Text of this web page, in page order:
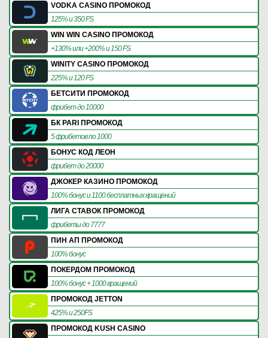
VODKA CASINO ПРОМОКОД
125% и 350 FS
WIN WIN CASINO ПРОМОКОД
+130% или +200% и 150 FS
WINITY CASINO ПРОМОКОД
225% и 120 FS
БЕТСИТИ ПРОМОКОД
фрибет до 10000
БК PARI ПРОМОКОД
5 фрибетов по 1000
БОНУС КОД ЛЕОН
фрибет до 20000
ДЖОКЕР КАЗИНО ПРОМОКОД
100% бонус и 1100 бесплатных вращений
ЛИГА СТАВОК ПРОМОКОД
фрибеты до 7777
ПИН АП ПРОМОКОД
100% бонус
ПОКЕРДОМ ПРОМОКОД
100% бонус + 1000 вращений
ПРОМОКОД JETTON
425% и 250FS
ПРОМОКОД KUSH CASINO